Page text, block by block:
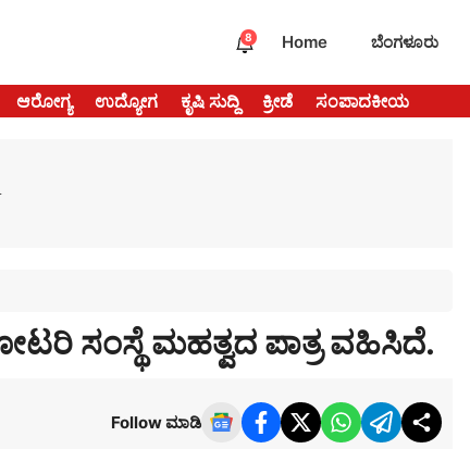
8 Home ಬೆಂಗಳೂರು
ಆರೋಗ್ಯ ಉದ್ಯೋಗ ಕೃಷಿ ಸುದ್ದಿ ಕ್ರೀಡೆ ಸಂಪಾದಕೀಯ
ಸಂಸ್ಥೆ ಮಹತ್ವದ ಪಾತ್ರ ವಹಿಸಿದೆ.
Follow ಮಾಡಿ